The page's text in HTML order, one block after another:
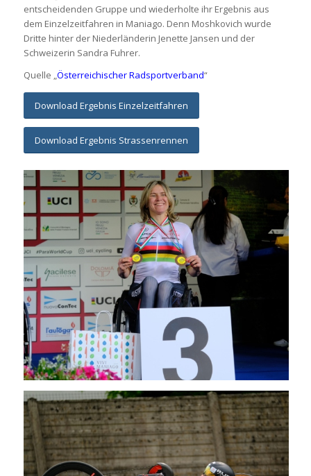
entscheidenden Gruppe und wiederholte ihr Ergebnis aus
dem Einzelzeitfahren in Maniago. Denn Moshkovich wurde
Dritte hinter der Niederländerin Jenette Jansen und der
Schweizerin Sandra Fuhrer.
Quelle „Österreichischer Radsportverband“
Download Ergebnis Einzelzeitfahren
Download Ergebnis Strassenrennen